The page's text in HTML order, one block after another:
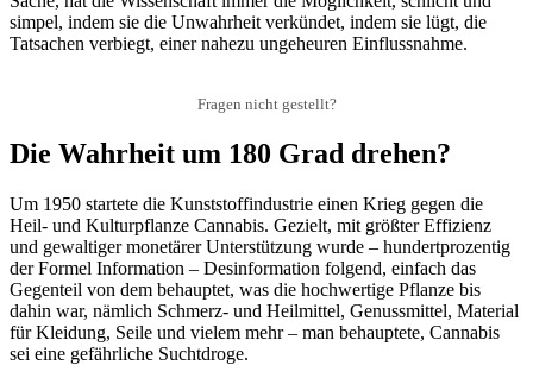
simpel, indem sie die Unwahrheit verkündet, indem sie lügt, die
Tatsachen verbiegt, einer nahezu ungeheuren Einflussnahme.
Fragen nicht gestellt?
Die Wahrheit um 180 Grad drehen?
Um 1950 startete die Kunststoffindustrie einen Krieg gegen die
Heil- und Kulturpflanze Cannabis. Gezielt, mit größter Effizienz
und gewaltiger monetärer Unterstützung wurde – hundertprozentig
der Formel Information – Desinformation folgend, einfach das
Gegenteil von dem behauptet, was die hochwertige Pflanze bis
dahin war, nämlich Schmerz- und Heilmittel, Genussmittel, Material
für Kleidung, Seile und vielem mehr – man behauptete, Cannabis
sei eine gefährliche Suchtdroge.